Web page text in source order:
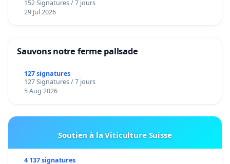
152 Signatures / 7 jours
29 Jul 2026
Sauvons notre ferme pallsade
127 signatures
127 Signatures / 7 jours
5 Aug 2026
Soutien à la Viticulture Suisse
4 137 signatures